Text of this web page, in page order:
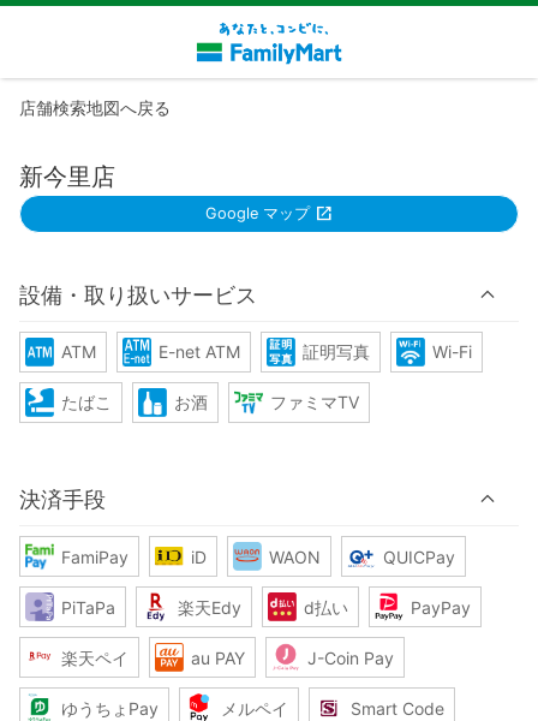
店舗検索地図へ戻る
新今里店
Google マップ
設備・取り扱いサービス
ATM E-net ATM 証明写真 Wi-Fi
たばこ お酒 ファミマTV
決済手段
FamiPay iD WAON QUICPay
PiTaPa 楽天Edy d払い PayPay
楽天ペイ au PAY J-Coin Pay
ゆうちょPay メルペイ Smart Code